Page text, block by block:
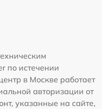
по истечении
в Москве работает
авторизации от
указанные на сайте,